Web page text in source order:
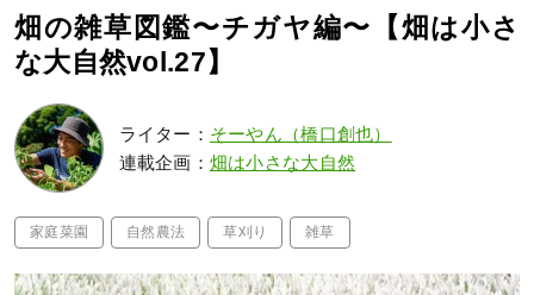
畑の雑草図鑑〜チガヤ編〜【畑は小さ
な大自然vol.27】
ライター： そーやん（橋口創也）
連載企画： 畑は小さな大自然
家庭菜園 自然農法 草刈り 雑草